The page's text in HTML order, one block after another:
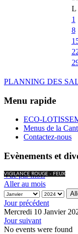
L
1
8
PLANNING DES
Menu rapide
ECO-
Menus de la
Contactez-nous
Evènements et
VIGILANCE ROUGE - FEUX
Vue par mois
Aller au mois
Jour précédent
Mercredi 10 Janvier
Jour suivant
No events were found